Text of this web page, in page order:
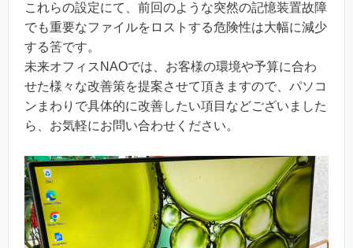
これらの設定にて、前回のような突然の記憶装置故障
でも重要なファイルをロストする危険性は大幅に減少
する筈です。
未来オフィスNAOでは、お客様の環境や予算に合わ
せた様々な改善策を提案させて頂きますので、パソコ
ンまわりで具体的に改善したい項目などございました
ら、お気軽にお問い合わせください。